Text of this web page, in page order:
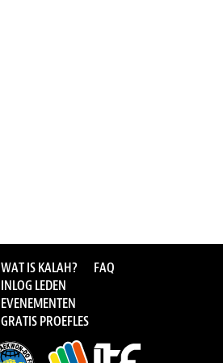
WAT IS KALAH?
FAQ
INLOG LEDEN
EVENEMENTEN
GRATIS PROEFLES